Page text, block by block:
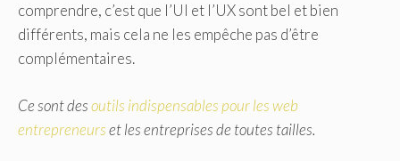
comprendre, c’est que l’UI et l’UX sont bel et bien
différents, mais cela ne les empêche pas d’être
complémentaires.
Ce sont desoutils indispensables pour les web
entrepreneurset les entreprises de toutes tailles.